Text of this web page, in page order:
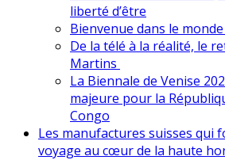
liberté d’être
Bienvenue dans le monde
De la télé à la réalité, le
Martins
La Biennale de Venise
majeure pour la
Congo
Les manufactures suisses qui
voyage au cœur de la haute